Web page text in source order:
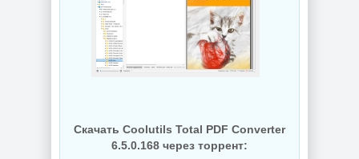
Управление
приложениями
Raven 1.1.0.0
Windows 10
Enterprise 2019
LTSC Full Июль
2026
Скачать Coolutils Total PDF Converter
6.5.0.168 через торрент: